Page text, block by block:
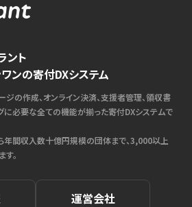
ント
ンの寄付DXシステム
ジの作成、オンライン決済、支援者管理、領収書
に必要な全ての機能が揃った寄付DXシステムで
年間収入数十億円規模の団体まで、3,000以上
。
運営会社